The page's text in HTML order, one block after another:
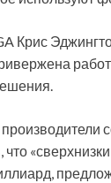
Крис
что